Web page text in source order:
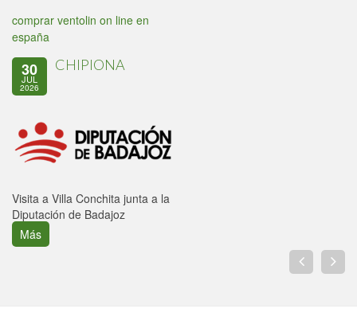
comprar ventolin on line en
españa
30
JUL
2026
CHIPIONA
Visita a Villa Conchita junta a la
Diputación de Badajoz
Más